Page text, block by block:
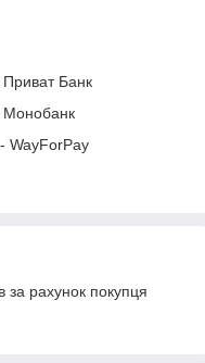
Приват Банк
Монобанк
WayForPay
за рахунок покупця